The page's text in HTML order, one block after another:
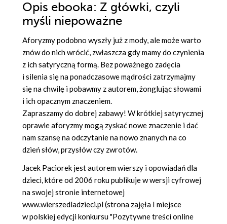
Opis ebooka: Z główki, czyli
myśli niepoważne
Aforyzmy podobno wyszły już z mody, ale może warto
znów do nich wrócić, zwłaszcza gdy mamy do czynienia
z ich satyryczną formą. Bez poważnego zadęcia
i silenia się na ponadczasowe mądrości zatrzymajmy
się na chwilę i pobawmy z autorem, żonglując słowami
i ich opacznym znaczeniem.
Zapraszamy do dobrej zabawy! W krótkiej satyrycznej
oprawie aforyzmy mogą zyskać nowe znaczenie i dać
nam szansę na odczytanie na nowo znanych na co
dzień słów, przysłów czy zwrotów.
Jacek Paciorek jest autorem wierszy i opowiadań dla
dzieci, które od 2006 roku publikuje w wersji cyfrowej
na swojej stronie internetowej
www.wierszedladzieci.pl (strona zajęła I miejsce
w polskiej edycji konkursu "Pozytywne treści online